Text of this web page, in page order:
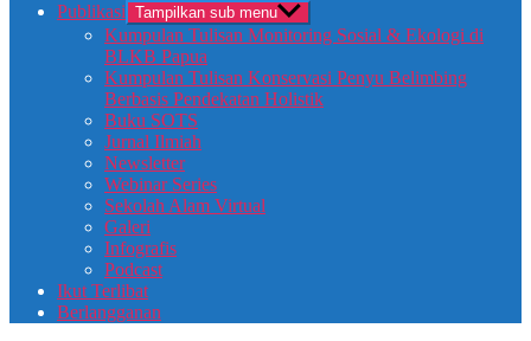
Publikasi Tampilkan sub menu
Kumpulan Tulisan Monitoring Sosial & Ekologi di
BLKB Papua
Kumpulan Tulisan Konservasi Penyu Belimbing
Berbasis Pendekatan Holistik
Buku SOTS
Jurnal Ilmiah
Newsletter
Webinar Series
Sekolah Alam Virtual
Galeri
Infografis
Podcast
Ikut Terlibat
Berlangganan